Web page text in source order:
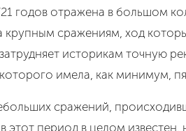
годов отражена в большом
сражениям, ход
историкам точную
имела, как минимум,
сражений,
период в целом